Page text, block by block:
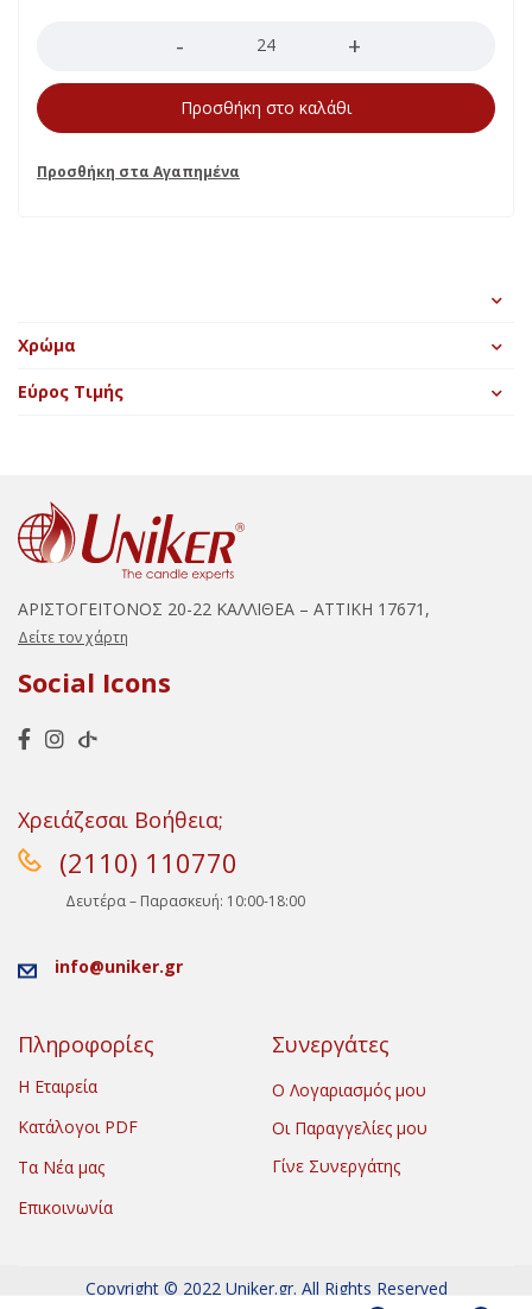
Χρώμα
Εύρος Τιμής
Προσθήκη στο καλάθι
ΑΡΙΣΤΟΓΕΙΤΟΝΟΣ 20-22 ΚΑΛΛΙΘΕΑ – ΑΤΤΙΚΗ 17671,
Δείτε τον χάρτη
Social Icons
Χρειάζεσαι Βοήθεια;
(2110) 110770
Δευτέρα – Παρασκευή: 10:00-18:00
info@uniker.gr
Πληροφορίες
Η Εταιρεία
Κατάλογοι PDF
Τα Νέα μας
Επικοινωνία
Συνεργάτες
Ο Λογαριασμός μου
Οι Παραγγελίες μου
Γίνε Συνεργάτης
Copyright © 2022 Uniker.gr. All Rights Reserved